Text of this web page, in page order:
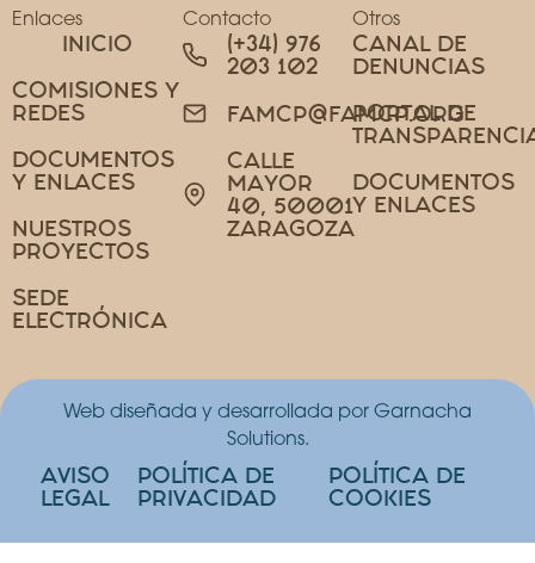
Enlaces
INICIO
COMISIONES Y
REDES
DOCUMENTOS
Y ENLACES
NUESTROS
PROYECTOS
SEDE
ELECTRÓNICA
Contacto
(+34) 976
203 102
FAMCP@FAMCP.ORG
CALLE
MAYOR
40, 50001
ZARAGOZA
Otros
CANAL DE
DENUNCIAS
PORTAL DE
DOCUMENTOS
Y ENLACES
Web diseñada y desarrollada por Garnacha
Solutions.
AVISO
LEGAL
POLÍTICA DE
PRIVACIDAD
POLÍTICA DE
COOKIES